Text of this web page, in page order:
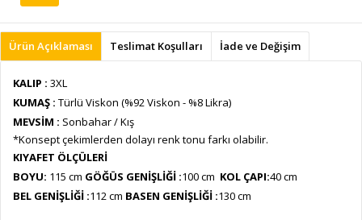
Ürün Açıklaması Teslimat Koşulları İade ve Değişim
KALIP : 3XL
KUMAŞ : Türlü Viskon (%92 Viskon - %8 Likra)
MEVSİM : Sonbahar / Kış
*Konsept çekimlerden dolayı renk tonu farkı olabilir.
KIYAFET ÖLÇÜLERİ
BOYU: 115 cm GÖĞÜS GENİŞLİĞİ :100 cm KOL ÇAPI:40 cm
BEL GENİŞLİĞİ :112 cm BASEN GENİŞLİĞİ :130 cm